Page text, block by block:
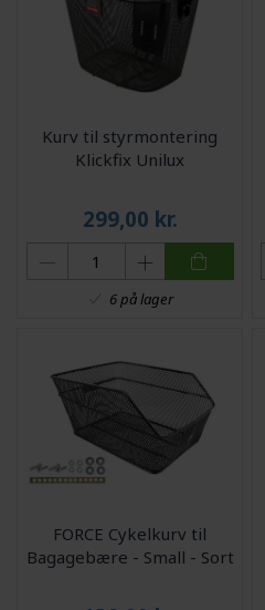
Kurv til styrmontering
Klickfix Unilux
299,00 kr.
6 på lager
FORCE Cykelkurv til
Bagagebære - Small - Sort